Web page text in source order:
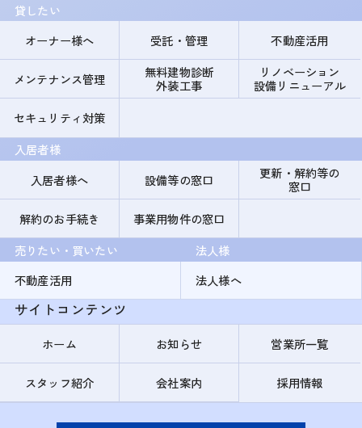
貸したい
オーナー様へ
受託・管理 不動産活用
メンテナンス管理
無料建物診断
外装工事
リノベーション
設備リニューアル
セキュリティ対策
入居者様
入居者様へ
設備等の窓口
更新・解約等の
窓口
解約のお手続き
事業用物件の窓口
売りたい・買いたい
不動産活用
法人様
法人様へ
サイトコンテンツ
ホーム お知らせ 営業所一覧
スタッフ紹介 会社案内 採用情報